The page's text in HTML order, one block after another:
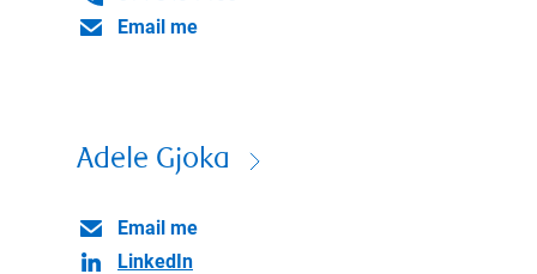
Email me
Adele Gjoka
Email me
LinkedIn